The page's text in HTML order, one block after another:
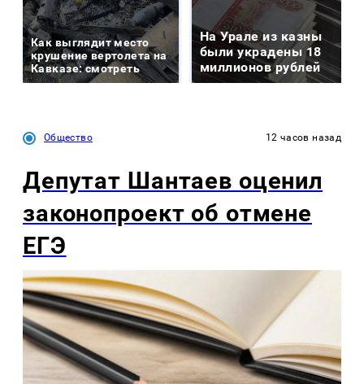
Как выглядит место
крушение вертолета на
Кавказе: смотреть
На Урале из казны
были украдены 18
миллионов рублей
Общество 12 часов назад
Депутат Шантаев оценил
законопроект об отмене
ЕГЭ